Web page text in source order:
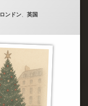
ロンドン、 英国